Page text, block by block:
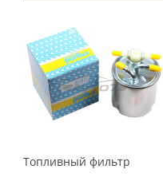
Топливный фильтр